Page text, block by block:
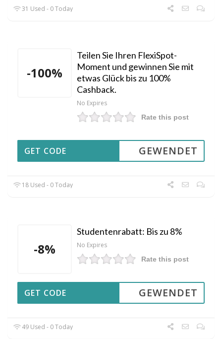
31 Used - 0 Today
-100%
Teilen Sie Ihren FlexiSpot-
Moment und gewinnen Sie mit
etwas Glück bis zu 100%
Cashback.
No Expires
Rate this post
GEWENDET
GET CODE
18 Used - 0 Today
-8%
Studentenrabatt: Bis zu 8%
No Expires
Rate this post
GEWENDET
GET CODE
49 Used - 0 Today